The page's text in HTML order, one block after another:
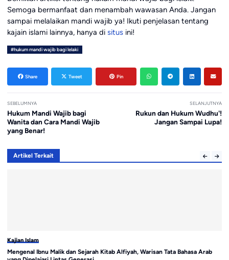
Semoga bermanfaat dan menambah wawasan Anda. Jangan
sampai melalaikan mandi wajib ya! Ikuti penjelasan tentang
kajain islami lainnya, hanya di situsini!
#hukum mandi wajib bagi lelaki
Share Tweet Pin
SEBELUMNYA
Hukum Mandi Wajib bagi
Wanita dan Cara Mandi Wajib
yang Benar!
SELANJUTNYA
Rukun dan Hukum Wudhu'!
Jangan Sampai Lupa!
Artikel Terkait
Kajian Islam
Mengenal Ibnu Malik dan Sejarah Kitab Alfiyah, Warisan Tata Bahasa Arab